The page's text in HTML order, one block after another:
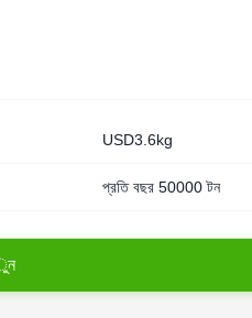
USD3.6kg
প্রতি বছর 50000 টন
ন